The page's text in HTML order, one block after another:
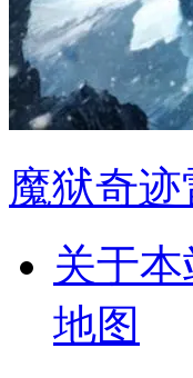
魔狱奇
关于本
地图